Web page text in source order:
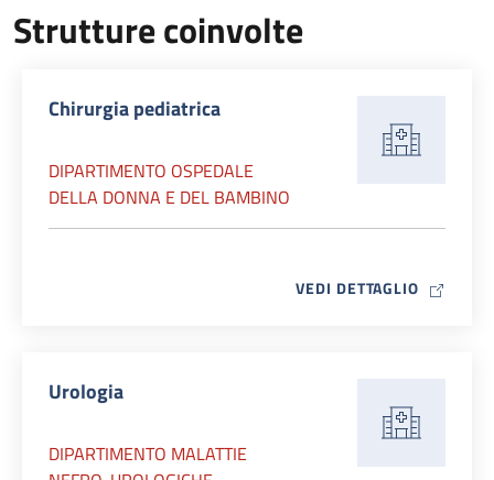
Strutture coinvolte
Chirurgia pediatrica
DIPARTIMENTO OSPEDALE
DELLA DONNA E DEL BAMBINO
VEDI DETTAGLIO MAP ICON
Urologia
DIPARTIMENTO MALATTIE